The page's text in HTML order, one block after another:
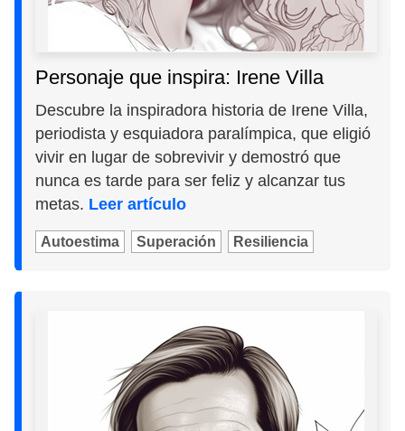
Personaje que inspira: Irene Villa
Descubre la inspiradora historia de Irene Villa,
periodista y esquiadora paralímpica, que eligió
vivir en lugar de sobrevivir y demostró que
nunca es tarde para ser feliz y alcanzar tus
metas. Leer artículo
Autoestima Superación Resiliencia